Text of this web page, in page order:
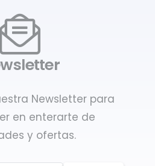
Newsletter para
en enterarte de
y ofertas.